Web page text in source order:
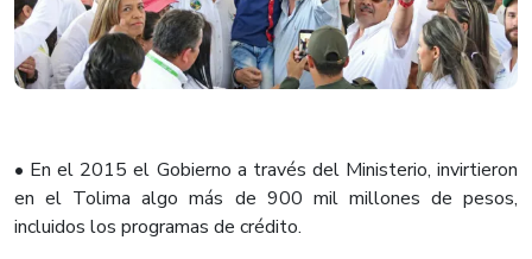
• En el 2015 el Gobierno a través del Ministerio, invirtieron
en el Tolima algo más de 900 mil millones de pesos,
incluidos los programas de crédito.